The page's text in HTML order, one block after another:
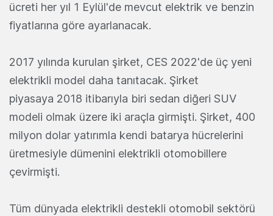
ücreti her yıl 1 Eylül'de mevcut elektrik ve benzin
fiyatlarına göre ayarlanacak.
2017 yılında kurulan şirket, CES 2022'de üç yeni
elektrikli model daha tanıtacak. Şirket
piyasaya 2018 itibarıyla biri sedan diğeri SUV
modeli olmak üzere iki araçla girmişti. Şirket, 400
milyon dolar yatırımla kendi batarya hücrelerini
üretmesiyle dümenini elektrikli otomobillere
çevirmişti.
Tüm dünyada elektrikli destekli otomobil sektörü